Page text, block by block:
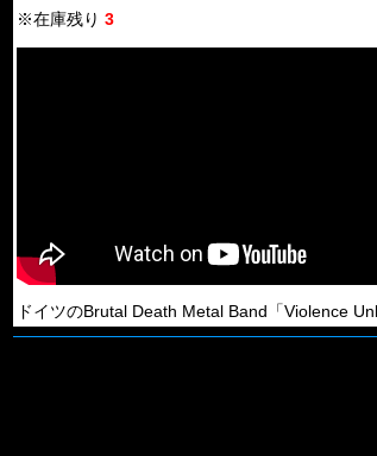
※在庫残り 3
ドイツのBrutal Death Metal Band「Violence